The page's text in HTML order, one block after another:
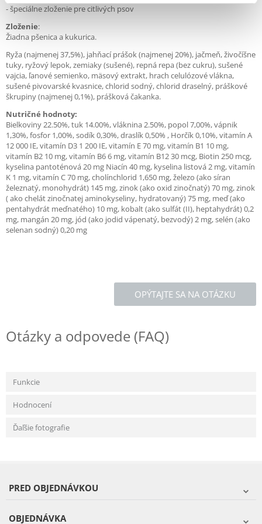
- špeciálne zloženie pre citlivých psov
Zloženie:
Žiadna pšenica a kukurica.
Ryža (najmenej 37,5%), jahňací prášok (najmenej 20%), jačmeň, živočíšne
tuky, ryžový lepok, zemiaky (sušené), repná repa (bez cukru), sušené
vajcia, ľanové semienko, mäsový extrakt, hrach celulózové vlákna,
sušené pivovarské kvasnice, chlorid sodný, chlorid draselný, práškové
škrupiny (najmenej 0,1%), prášková čakanka.
Nutričné ​​hodnoty:
Bielkoviny 22.50%, tuk 14.00%, vláknina 2.50%, popol 7,00%, vápnik
1,30%, fosfor 1,00%, sodík 0,30%, draslík 0,50% , Horčík 0,10%, vitamín A
12 000 IE, vitamín D3 1 200 IE, vitamín E 70 mg, vitamín B1 10 mg,
vitamín B2 10 mg, vitamín B6 6 mg, vitamín B12 30 mcg, Biotin 250 mcg,
kyselina pantoténová 20 mg Niacín 40 mg, kyselina listová 2 mg, vitamín
K 1 mg, vitamín C 70 mg, cholínchlorid 1,650 mg, železo (ako síran
železnatý, monohydrát) 145 mg, zinok (ako oxid zinočnatý) 70 mg, zinok
( ako chelát zinočnatej aminokyseliny, hydratovaný) 75 mg, meď (ako
pentahydrát meďnatého) 10 mg, kobalt (ako sulfát (II), heptahydrát) 0,2
mg, mangán 20 mg, jód (ako jodid vápenatý, bezvodý) 2 mg, selén (ako
selenan sodný) 0,20 mg
OPÝTAJTE SA NA OTÁZKU
Otázky a odpovede (FAQ)
Funkcie
Hodnocení
Ďaľšie fotografie
PRED OBJEDNÁVKOU
OBJEDNÁVKA